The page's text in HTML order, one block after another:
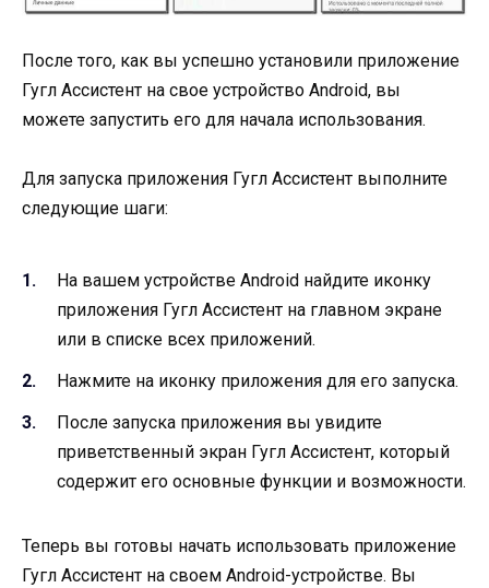
После того, как вы успешно установили приложение
Гугл Ассистент на свое устройство Android, вы
можете запустить его для начала использования.
Для запуска приложения Гугл Ассистент выполните
следующие шаги:
На вашем устройстве Android найдите иконку
приложения Гугл Ассистент на главном экране
или в списке всех приложений.
Нажмите на иконку приложения для его запуска.
После запуска приложения вы увидите
приветственный экран Гугл Ассистент, который
содержит его основные функции и возможности.
Теперь вы готовы начать использовать приложение
Гугл Ассистент на своем Android-устройстве. Вы